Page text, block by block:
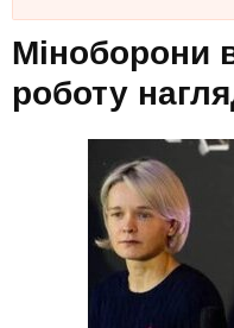
Міноборони
роботу